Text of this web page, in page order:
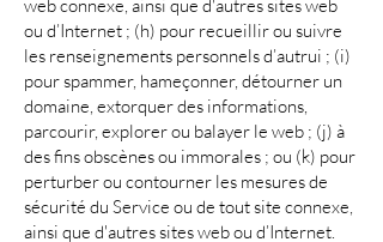
web connexe, ainsi que d'autres sites web
ou d’Internet ; (h) pour recueillir ou suivre
les renseignements personnels d’autrui ; (i)
pour spammer, hameçonner, détourner un
domaine, extorquer des informations,
parcourir, explorer ou balayer le web ; (j) à
des fins obscènes ou immorales ; ou (k) pour
perturber ou contourner les mesures de
sécurité du Service ou de tout site connexe,
ainsi que d'autres sites web ou d’Internet.